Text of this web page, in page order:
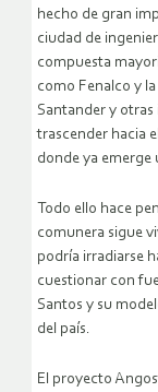
hecho de gran
ciudad de
compuesta
como Fenalco y
Santander y
trascender hacia
donde ya emerge
Todo ello hace
comunera sigue
podría irradiarse
cuestionar con
Santos y su
del país.
El proyecto